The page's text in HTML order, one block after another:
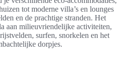
tot moderne villa’s en lounges
en de prachtige stranden. Het
aan milieuvriendelijke activiteiten,
surfen, snorkelen en het
dorpjes.